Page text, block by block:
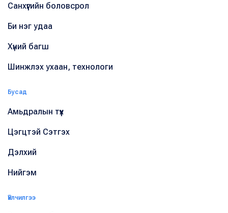
Санхүүгийн боловсрол
Би нэг удаа
Хүний багш
Шинжлэх ухаан, технологи
Бусад
Амьдралын түүх
Цэгцтэй Сэтгэх
Дэлхий
Нийгэм
Үйлчилгээ